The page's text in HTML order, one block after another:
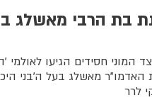
בת הרבי מאשלג
המוני חסידים הגיעו לאולמי
מאשלג בעל ה'בני
לרר